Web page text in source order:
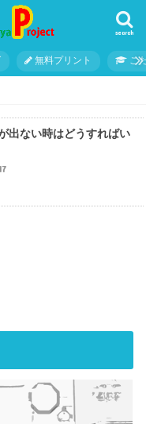
search
無料プリント こ
出ない時はどうすればい